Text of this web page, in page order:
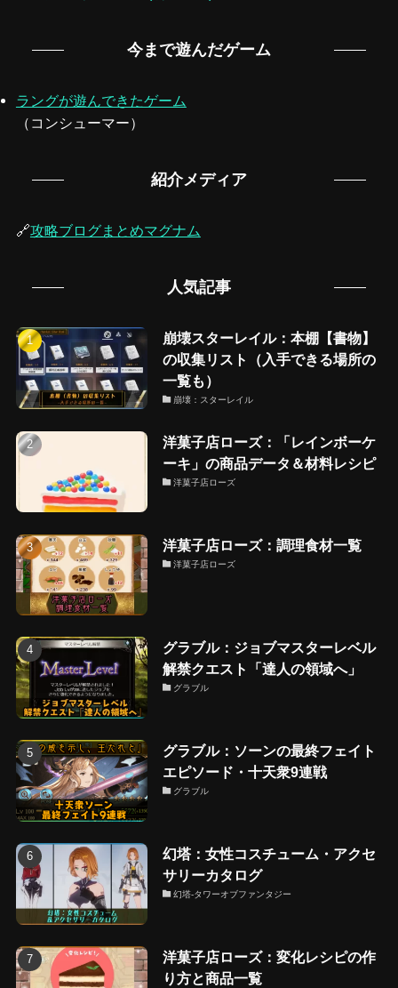
今まで遊んだゲーム
ラングが遊んできたゲーム
（コンシューマー）
紹介メディア
🔗攻略ブログまとめマグナム
人気記事
崩壊スターレイル：本棚【書物】
の収集リスト（入手できる場所の
一覧も）
崩壊：スターレイル
洋菓子店ローズ：「レインボーケ
ーキ」の商品データ＆材料レシピ
洋菓子店ローズ
洋菓子店ローズ：調理食材一覧
洋菓子店ローズ
グラブル：ジョブマスターレベル
解禁クエスト「達人の領域へ」
グラブル
グラブル：ソーンの最終フェイト
エピソード・十天衆9連戦
グラブル
幻塔：女性コスチューム・アクセ
サリーカタログ
幻塔-タワーオブファンタジー
洋菓子店ローズ：変化レシピの作
り方と商品一覧